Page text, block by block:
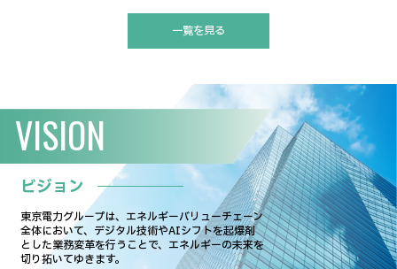
一覧を見る
VISION
ビジョン
東京電力グループは、エネルギーバリューチェーン
全体において、 デジタル技術やAIシフトを起爆剤
とした業務変革を行うことで、 エネルギーの未来を
切り拓いてゆきます。